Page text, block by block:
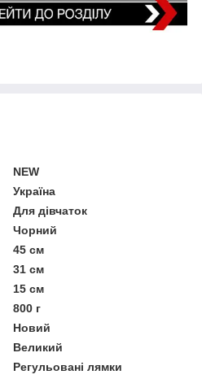
NEW
Україна
Для дівчаток
Чорний
45 см
31 см
15 см
800 г
Новий
Великий
Регульовані лямки